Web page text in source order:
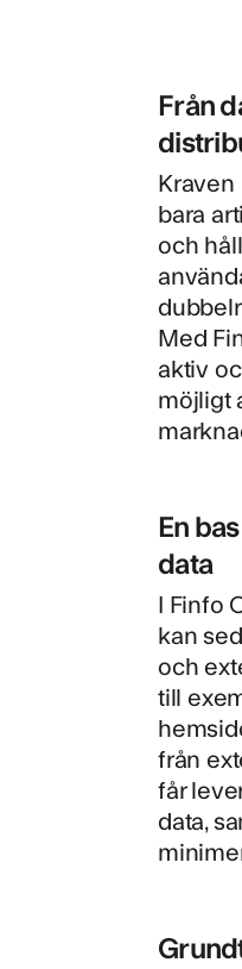
Från
bara
och
Med
aktiv
möjligt
En
data
I Finfo
kan
och
till
från
får
data,